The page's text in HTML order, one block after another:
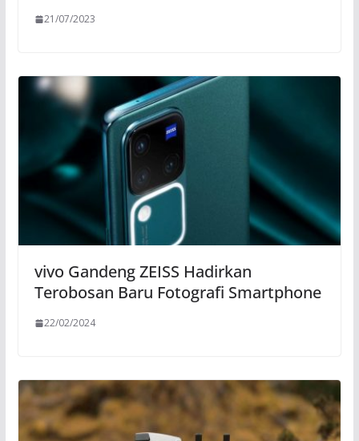
21/07/2023
vivo Gandeng ZEISS Hadirkan
Terobosan Baru Fotografi Smartphone
22/02/2024